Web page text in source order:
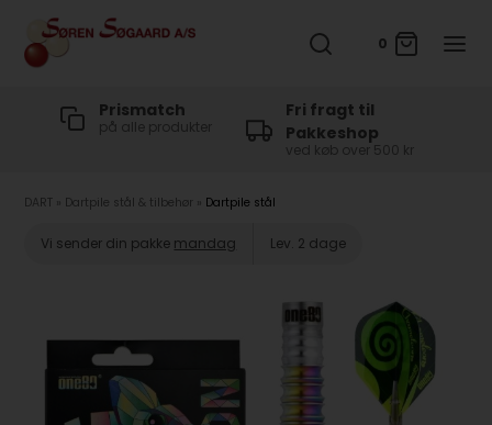
0
Prismatch
på alle produkter
Fri fragt til
Pakkeshop
ved køb over 500 kr
DART Dartpile stål & tilbehør Dartpile stål
Vi sender din pakke mandag Lev. 2 dage